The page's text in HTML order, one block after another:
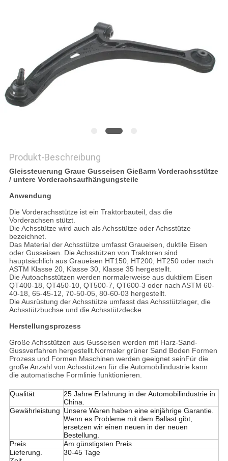
DATENSCHUTZRICHTLINIE
Produkt-Beschreibung
Gleissteuerung Graue Gusseisen Gießarm Vorderachsstütze
/ untere Vorderachsaufhängungsteile
Anwendung
Die Vorderachsstütze ist ein Traktorbauteil, das die
Vorderachsen stützt.
Die Achsstütze wird auch als Achsstütze oder Achsstütze
bezeichnet.
Das Material der Achsstütze umfasst Graueisen, duktile Eisen
oder Gusseisen. Die Achsstützen von Traktoren sind
hauptsächlich aus Graueisen HT150, HT200, HT250 oder nach
ASTM Klasse 20, Klasse 30, Klasse 35 hergestellt.
Die Autoachsstützen werden normalerweise aus duktilem Eisen
QT400-18, QT450-10, QT500-7, QT600-3 oder nach ASTM 60-
40-18, 65-45-12, 70-50-05, 80-60-03 hergestellt.
Die Ausrüstung der Achsstütze umfasst das Achsstützlager, die
Achsstützbuchse und die Achsstützdecke.
Herstellungsprozess
Große Achsstützen aus Gusseisen werden mit Harz-Sand-
Gussverfahren hergestellt.Normaler grüner Sand Boden Formen
Prozess und Formen Maschinen werden geeignet seinFür die
große Anzahl von Achsstützen für die Automobilindustrie kann
die automatische Formlinie funktionieren.
Qualität
25 Jahre Erfahrung in der Automobilindustrie in
China.
Gewährleistung Unsere Waren haben eine einjährige Garantie.
Wenn es Probleme mit dem Ballast gibt,
ersetzen wir einen neuen in der neuen
Bestellung.
Preis
Am günstigsten Preis
Lieferung.
30-45 Tage